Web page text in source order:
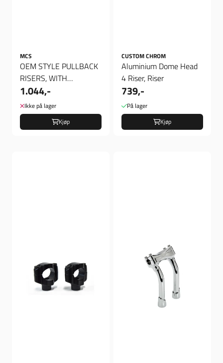
MCS
OEM STYLE PULLBACK
RISERS, WITH
TOPCLAMP, PULLBACK
RISERS, WITH ...
1.044,-
Ikke på lager
Kjøp
CUSTOM CHROM
Aluminium Dome Head
4 Riser, Riser
739,-
På lager
Kjøp